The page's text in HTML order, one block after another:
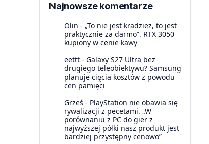
Najnowsze komentarze
Olin - „To nie jest kradzież, to jest
praktycznie za darmo”. RTX 3050
kupiony w cenie kawy
eettt - Galaxy S27 Ultra bez
drugiego teleobiektywu? Samsung
planuje cięcia kosztów z powodu
cen pamięci
Grześ - PlayStation nie obawia się
rywalizacji z pecetami. „W
porównaniu z PC do gier z
najwyższej półki nasz produkt jest
bardziej przystępny cenowo”